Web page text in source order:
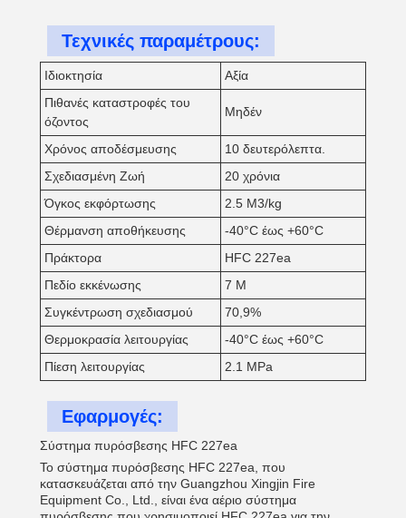
Τεχνικές παραμέτρους:
Ιδιοκτησία
Αξία
Πιθανές καταστροφές του
όζοντος
Μηδέν
Χρόνος αποδέσμευσης
10 δευτερόλεπτα.
Σχεδιασμένη Ζωή
20 χρόνια
Όγκος εκφόρτωσης
2.5 M3/kg
Θέρμανση αποθήκευσης
-40°C έως +60°C
Πράκτορα
HFC 227ea
Πεδίο εκκένωσης
7 M
Συγκέντρωση σχεδιασμού
70,9%
Θερμοκρασία λειτουργίας
-40°C έως +60°C
Πίεση λειτουργίας
2.1 MPa
Εφαρμογές:
Σύστημα πυρόσβεσης HFC 227ea
Το σύστημα πυρόσβεσης HFC 227ea, που
κατασκευάζεται από την Guangzhou Xingjin Fire
Equipment Co., Ltd., είναι ένα αέριο σύστημα